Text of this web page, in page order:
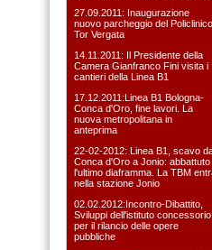
27.09.2011: Inaugurazione
nuovo parcheggio del Policlinico
Tor Vergata
14.11.2011: Il Presidente della
Camera Gianfranco Fini visita i
cantieri della Linea B1
17.12.2011:Linea B1 Bologna-
Conca d'Oro, fine lavori. La
nuova metropolitana in
anteprima
22-02-2012: Linea B1, scavo
Conca d'Oro a Jonio: abbattuto
l'ultimo diaframma. La TBM
nella stazione Jonio
02.02.2012:Incontro-Dibattito,
Sviluppi dell'istituto concessorio
per il rilancio delle opere
pubbliche